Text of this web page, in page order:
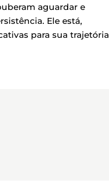
aguardar e
Ele está,
para sua trajetória